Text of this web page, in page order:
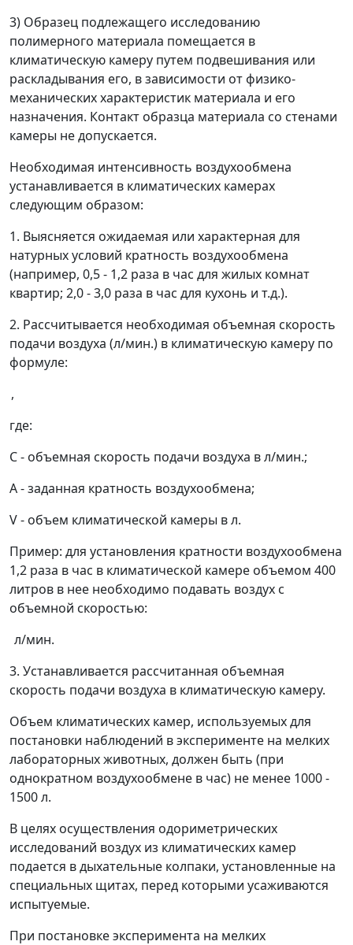
3) Образец подлежащего исследованию
полимерного материала помещается в
климатическую камеру путем подвешивания или
раскладывания его, в зависимости от физико-
механических характеристик материала и его
назначения. Контакт образца материала со стенами
камеры не допускается.
Необходимая интенсивность воздухообмена
устанавливается в климатических камерах
следующим образом:
1. Выясняется ожидаемая или характерная для
натурных условий кратность воздухообмена
(например, 0,5 - 1,2 раза в час для жилых комнат
квартир; 2,0 - 3,0 раза в час для кухонь и т.д.).
2. Рассчитывается необходимая объемная скорость
подачи воздуха (л/мин.) в климатическую камеру по
формуле:
,
где:
C- объемная скорость подачи воздуха в л/мин.;
A- заданная кратность воздухообмена;
V- объем климатической камеры в л.
Пример: для установления кратности воздухообмена
1,2 раза в час в климатической камере объемом 400
литров в нее необходимо подавать воздух с
объемной скоростью:
л/мин.
3. Устанавливается рассчитанная объемная
скорость подачи воздуха в климатическую камеру.
Объем климатических камер, используемых для
постановки наблюдений в эксперименте на мелких
лабораторных животных, должен быть (при
однократном воздухообмене в час) не менее 1000 -
1500 л.
В целях осуществления одориметрических
исследований воздух из климатических камер
подается в дыхательные колпаки, установленные на
специальных щитах, перед которыми усаживаются
испытуемые.
При постановке эксперимента на мелких